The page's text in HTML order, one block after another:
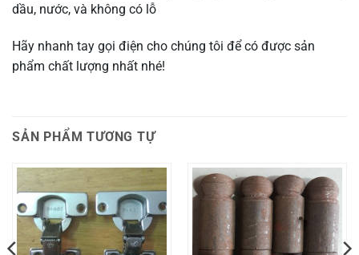
dầu, nước, và không có lỗ
Hãy nhanh tay gọi điện cho chúng tôi để có được sản
phẩm chất lượng nhất nhé!
SẢN PHẨM TƯƠNG TỰ